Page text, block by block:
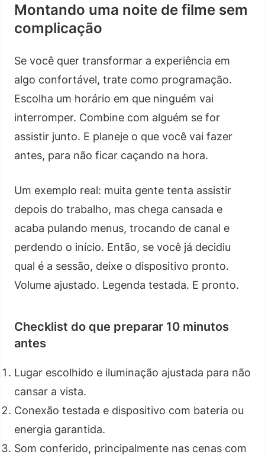
Montando uma noite de filme sem
complicação
Se você quer transformar a experiência em
algo confortável, trate como programação.
Escolha um horário em que ninguém vai
interromper. Combine com alguém se for
assistir junto. E planeje o que você vai fazer
antes, para não ficar caçando na hora.
Um exemplo real: muita gente tenta assistir
depois do trabalho, mas chega cansada e
acaba pulando menus, trocando de canal e
perdendo o início. Então, se você já decidiu
qual é a sessão, deixe o dispositivo pronto.
Volume ajustado. Legenda testada. E pronto.
Checklist do que preparar 10 minutos
antes
Lugar escolhido e iluminação ajustada para não
cansar a vista.
Conexão testada e dispositivo com bateria ou
energia garantida.
Som conferido, principalmente nas cenas com